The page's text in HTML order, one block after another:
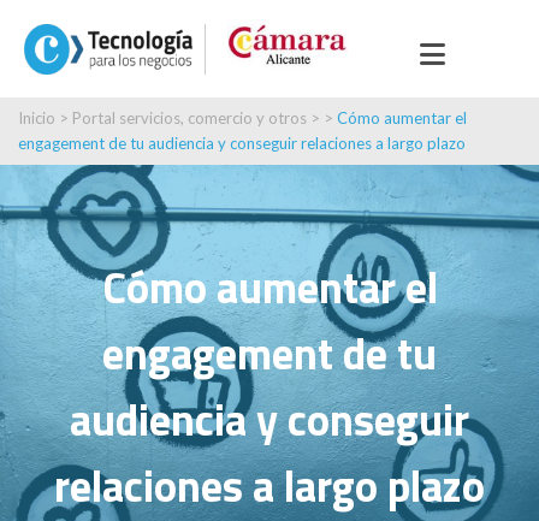
Inicio > Portal servicios, comercio y otros > > Cómo aumentar el
engagement de tu audiencia y conseguir relaciones a largo plazo
Cómo aumentar el
engagement de tu
audiencia y conseguir
relaciones a largo plazo